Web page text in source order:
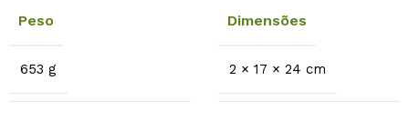
Peso
653 g
Dimensões
2 × 17 × 24 cm